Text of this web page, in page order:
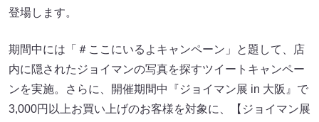
登場します。
期間中には「＃ここにいるよキャンペーン」と題して、店
内に隠されたジョイマンの写真を探すツイートキャンペー
ンを実施。さらに、開催期間中『ジョイマン展 in 大阪』で
3,000円以上お買い上げのお客様を対象に、【ジョイマン展